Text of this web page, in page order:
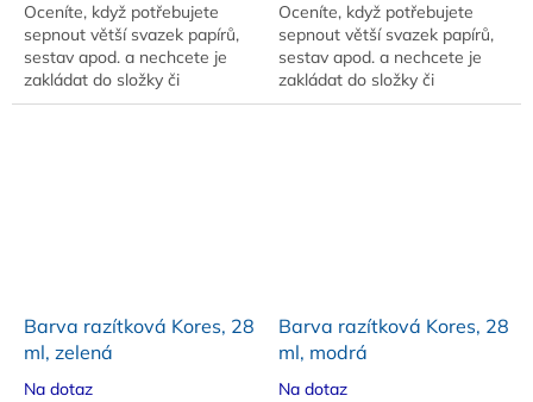
Oceníte, když potřebujete
sepnout větší svazek papírů,
sestav apod. a nechcete je
zakládat do složky či
pořadače. Velikost 19 mm.
Oceníte, když potřebujete
sepnout větší svazek papírů,
sestav apod. a nechcete je
zakládat do složky či
pořadače. Velikost 15 mm.
Barva razítková Kores, 28
ml, zelená
Na dotaz
Barva razítková Kores, 28
ml, modrá
Na dotaz